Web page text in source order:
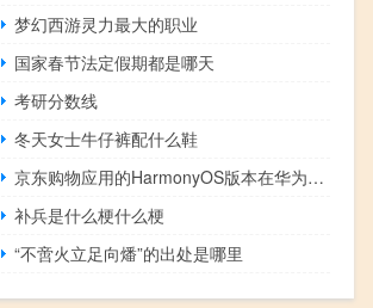
梦幻西游灵力最大的职业
国家春节法定假期都是哪天
考研分数线
冬天女士牛仔裤配什么鞋
京东购物应用的HarmonyOS版本在华为AppGallery上启动
补兵是什么梗什么梗
“不啻火立足向燔”的出处是哪里